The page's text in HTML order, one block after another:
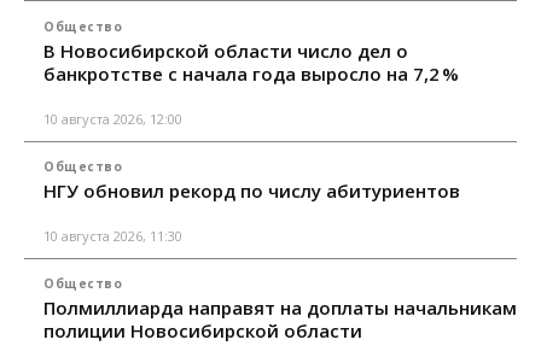
Общество
В Новосибирской области число дел о
банкротстве с начала года выросло на 7,2 %
10 августа 2026, 12:00
Общество
НГУ обновил рекорд по числу абитуриентов
10 августа 2026, 11:30
Общество
Полмиллиарда направят на доплаты начальникам
полиции Новосибирской области